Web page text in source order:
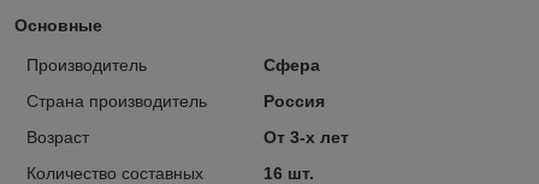
Основные
Производитель
Сфера
Страна производитель
Россия
Возраст
От 3-х лет
Количество составных
16 шт.